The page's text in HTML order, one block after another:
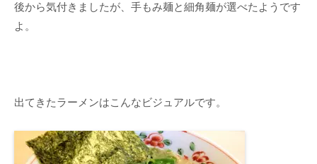
後から気付きましたが、手もみ麺と細角麺が選べたようです
よ。
出てきたラーメンはこんなビジュアルです。